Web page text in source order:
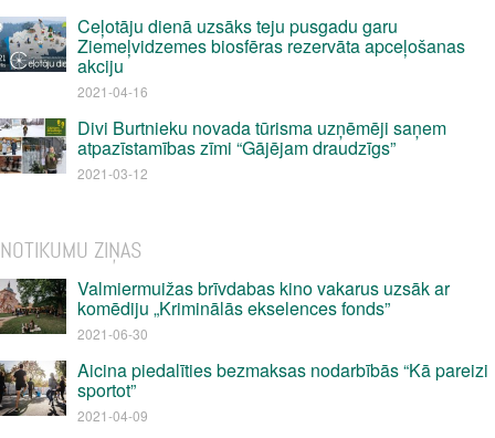
Ceļotāju dienā uzsāks teju pusgadu garu
Ziemeļvidzemes biosfēras rezervāta apceļošanas
akciju
2021-04-16
Divi Burtnieku novada tūrisma uzņēmēji saņem
atpazīstamības zīmi “Gājējam draudzīgs”
2021-03-12
NOTIKUMU ZIŅAS
Valmiermuižas brīvdabas kino vakarus uzsāk ar
komēdiju „Kriminālās ekselences fonds”
2021-06-30
Aicina piedalīties bezmaksas nodarbībās “Kā pareizi
sportot”
2021-04-09